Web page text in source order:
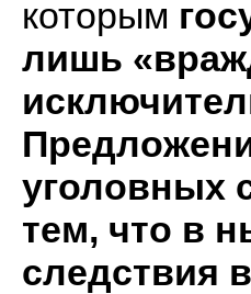
которым
лишь
уголовных
тем, что в
следствия